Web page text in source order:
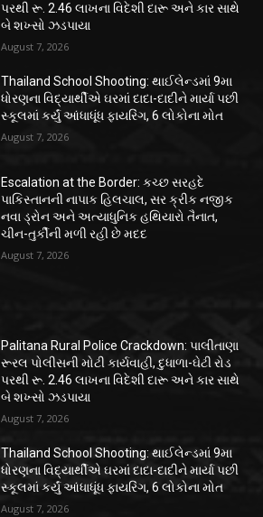
પરથી રૂ. 2.46 લાખના વિદેશી દારૂ અને કાર સાથે
બે શખ્સો ઝડપાયા
August 7, 2026
Thailand School Shooting: થાઈલેન્ડમાં 9મા
ધોરણના વિદ્યાર્થીએ ઘરમાં દાદા-દાદીને માર્યા પછી
સ્કૂલમાં કર્યું આંધાધૂંધ ફાયરિંગ, 6 લોકોના મોત
August 7, 2026
Escalation at the Border: કચ્છ સરહદે
પાકિસ્તાનની નાપાક હિલચાલ, સર ક્રીક નજીક
નવા ડ્રોન અને અત્યાધુનિક હથિયારો તૈનાત,
ચીન-તુર્કીની મળી રહી છે મદદ
August 7, 2026
Palitana Rural Police Crackdown: પાલીતાણા
રૂરલ પોલીસની મોટી કાર્યવાહી, દુધાળા-ઘેટી રોડ
પરથી રૂ. 2.46 લાખના વિદેશી દારૂ અને કાર સાથે
બે શખ્સો ઝડપાયા
August 7, 2026
Thailand School Shooting: થાઈલેન્ડમાં 9મા
ધોરણના વિદ્યાર્થીએ ઘરમાં દાદા-દાદીને માર્યા પછી
સ્કૂલમાં કર્યું આંધાધૂંધ ફાયરિંગ, 6 લોકોના મોત
August 7, 2026